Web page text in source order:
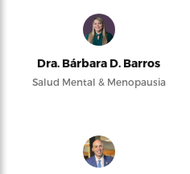
Dra. Bárbara D. Barros
Salud Mental & Menopausia